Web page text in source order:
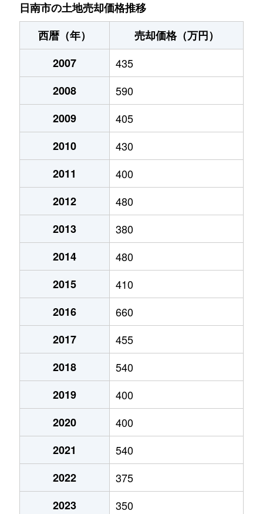
星倉
320万円
中央通
400万円 日南
徒歩1分
南郷町中村
500万円
南郷町中村
280万円
南郷町東町
150万円
南郷町脇本
600万円
大字東弁分
50万円
大字星倉
150万円
大字星倉
1,000万円
550万円
180万円
日南市の土地売却価格推移
西暦（年）
売却価格（万円）
2007
435
2008
590
2009
405
2010
430
2011
400
2012
480
2013
380
2014
480
2015
410
2016
660
2017
455
2018
540
2019
400
2020
400
2021
540
2022
375
2023
350